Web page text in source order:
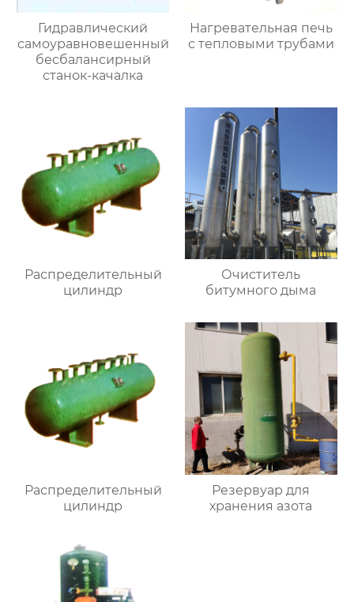
Гидравлический
самоуравновешенный
бесбалансирный
станок-качалка
Нагревательная печь
с тепловыми трубами
Распределительный
цилиндр
Очиститель
битумного дыма
Распределительный
цилиндр
Резервуар для
хранения азота